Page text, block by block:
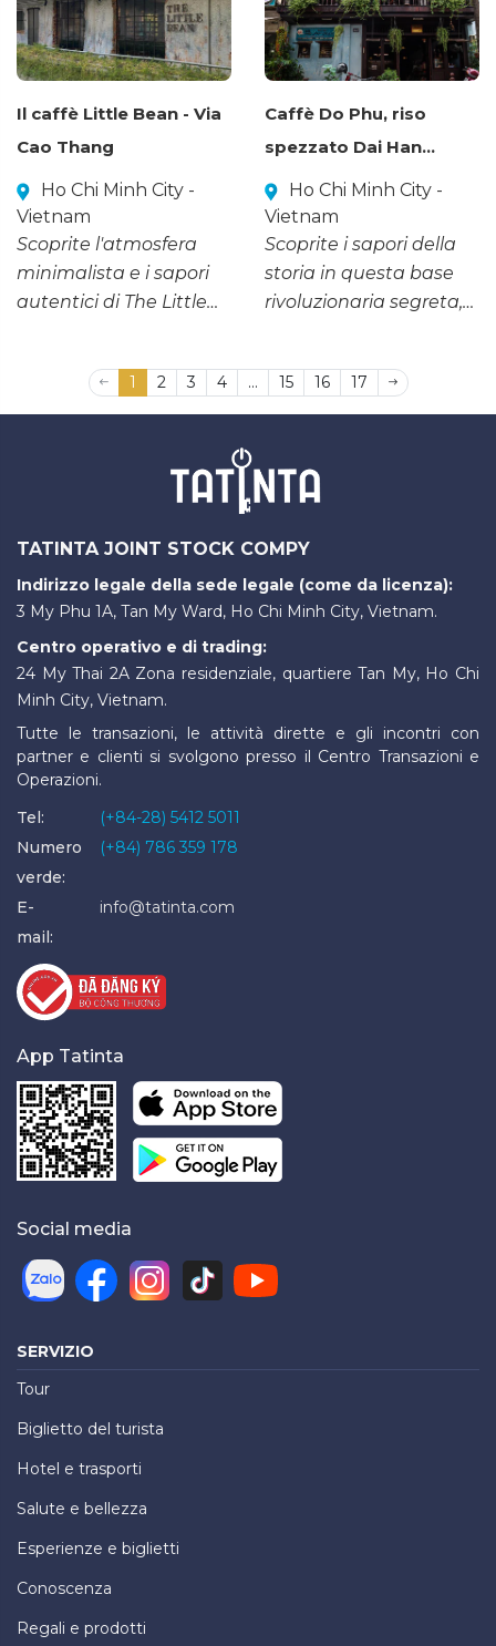
d'arte nel cuore della
città.
brodo, creando
un'esperienza culinaria
indimenticabile.
Il caffè Little Bean - Via
Cao Thang
Ho Chi Minh City -
Vietnam
Scoprite l'atmosfera
minimalista e i sapori
autentici di The Little
del caffè nel Distretto 3.
Caffè Do Phu, riso
spezzato Dai Han...
Ho Chi Minh City -
Vietnam
Scoprite i sapori della
storia in questa base
rivoluzionaria segreta,
eroica dei commando
di Saigon.
1 2 3 4 ... 15 16 17
TATINTA JOINT STOCK COMPY
Indirizzo legale della sede legale (come da licenza):
3 My Phu 1A, Tan My Ward, Ho Chi Minh City, Vietnam.
Centro operativo e di trading:
24 My Thai 2A Zona residenziale, quartiere Tan My, Ho Chi
Minh City, Vietnam.
Tutte le transazioni, le attività dirette e gli incontri con
partner e clienti si svolgono presso il Centro Transazioni e
Operazioni.
Tel:
(+84-28) 5412 5011
Numero
verde:
(+84) 786 359 178
E-
mail:
info@tatinta.com
App Tatinta
Social media
SERVIZIO
Tour
Biglietto del turista
Hotel e trasporti
Salute e bellezza
Esperienze e biglietti
Conoscenza
Regali e prodotti